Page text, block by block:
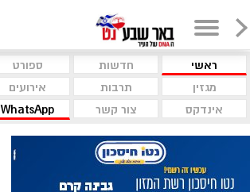
ראשי חדשות ספורט
מגזין
תרבות אירועים
אינדקס
צור קשר WhatsApp